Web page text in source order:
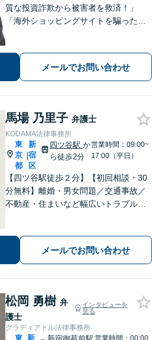
質な投資詐欺から被害者を救済！」
「海外ショッピングサイトを騙った詐
少しでも多くの返金が得られるよう尽
力します！
メールでお問い合わせ
馬場 乃里子 弁護士
KODAMA法律事務所
東
京
都
|
新
宿
区
四ツ谷駅 か
ら徒歩2分
営業時間：09:00~
17:00（平日）
【四ツ谷駅徒歩２分】【初回相談・30
分無料】離婚・男女問題／交通事故／
不動産・住まいなど幅広いトラブルに
案します【夜間・土日祝のご相談OK
（要事前予約）】
メールでお問い合わせ
松岡 勇樹 弁
護士
インタビューを
見る
グラディアトル法律事務所
東 新
営業時間：00:00